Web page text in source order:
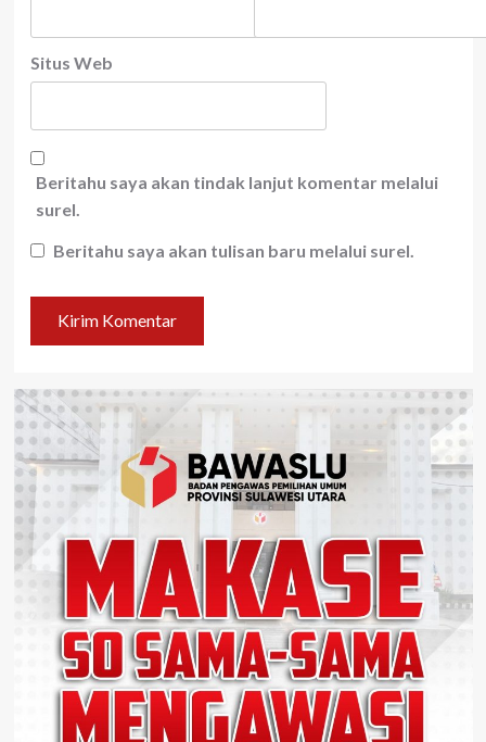
Situs Web
Beritahu saya akan tindak lanjut komentar melalui
surel.
Beritahu saya akan tulisan baru melalui surel.